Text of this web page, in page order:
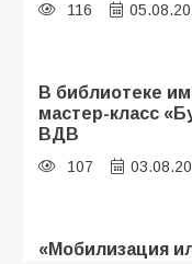
116
В библиотеке
мастер-класс
ВДВ
107
«Мобилизация